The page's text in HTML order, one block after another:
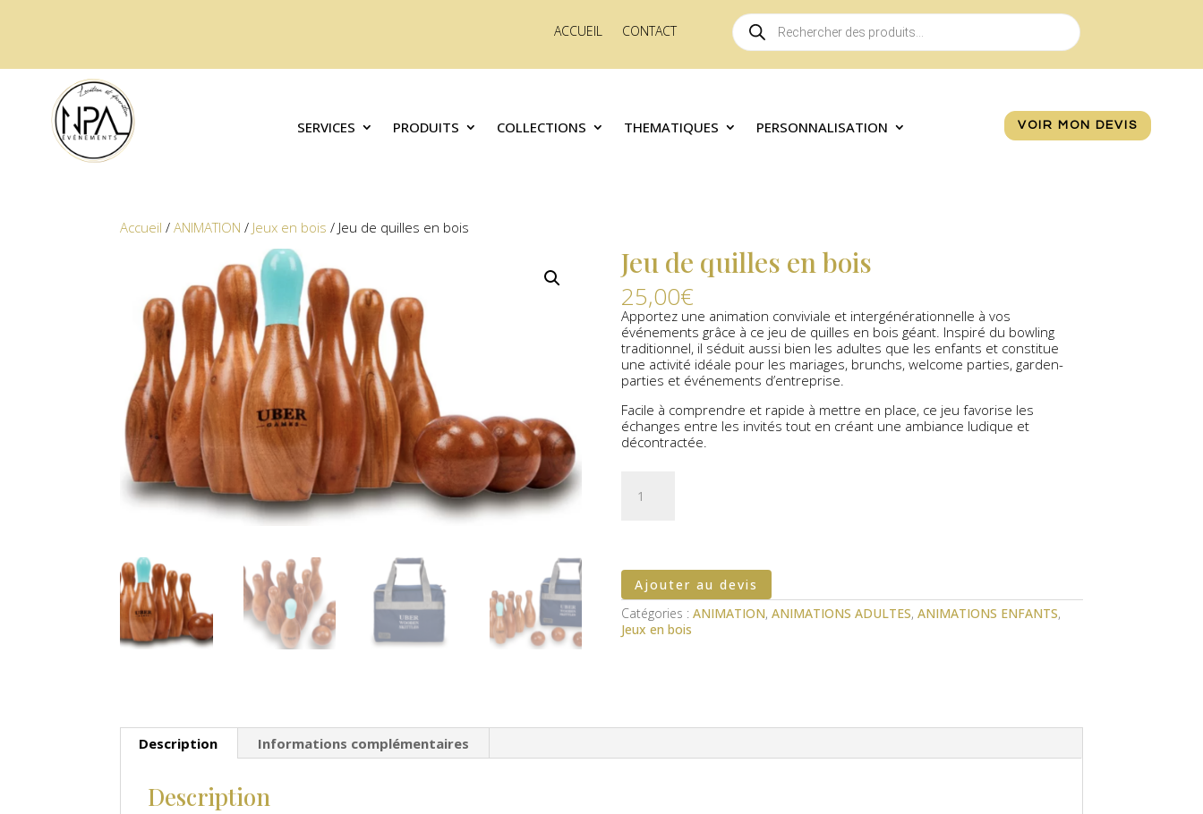
ACCUEIL CONTACT
Recherche
de
produits
SERVICES PRODUITS COLLECTIONS THEMATIQUES PERSONNALISATION VOIR MON DEVIS
Accueil /ANIMATION / Jeux en bois / Jeu de quilles en bois
Jeu de quilles en bois
25,00€
Apportez une animation conviviale et intergénérationnelle à vos
événements grâce à ce jeu de quilles en bois géant. Inspiré du bowling
traditionnel, il séduit aussi bien les adultes que les enfants et constitue
une activité idéale pour les mariages, brunchs, welcome parties, garden-
parties et événements d’entreprise.
Facile à comprendre et rapide à mettre en place, ce jeu favorise les
échanges entre les invités tout en créant une ambiance ludique et
décontractée.
bois
Ajouter au devis
Catégories : ANIMATION, ANIMATIONS ADULTES, ANIMATIONS ENFANTS,
Jeux en bois
Description Informations complémentaires
Description